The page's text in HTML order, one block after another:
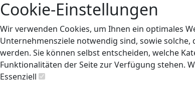
Cookie-Einstellungen
Wir verwenden Cookies, um Ihnen ein optimales
Unternehmensziele notwendig sind, sowie
werden. Sie können selbst entscheiden, welche
Funktionalitäten der Seite zur Verfügung stehen.
Essenziell